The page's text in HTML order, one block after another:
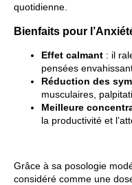
quotidienne.
Bienfaits pour
Effet calmant : il
pensées
Réduction des
musculaires,
Meilleure
la productivité et
Grâce à sa posologie
considéré comme une